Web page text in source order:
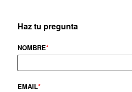
Haz tu pregunta
NOMBRE*
EMAIL*